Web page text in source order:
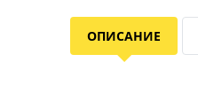
ОПИСАНИЕ